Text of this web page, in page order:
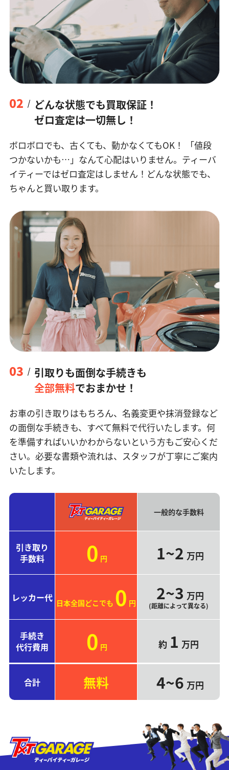
02
どんな状態でも買取保証！
ゼロ査定は一切無し！
ボロボロでも、古くても、動かなくてもOK！
「値段
つかないかも…」なんて心配はいりません。ティーバ
イティーではゼロ査定はしません！どんな状態でも、
ちゃんと買い取ります。
03
引取りも面倒な手続きも
全部無料でおまかせ！
お車の引き取りはもちろん、名義変更や抹消登録など
の面倒な手続きも、すべて無料で代行いたします。何
を準備すればいいかわからないという方もご安心くだ
さい。必要な書類や流れは、スタッフが丁寧にご案内
いたします。
一般的な手数料
引き取り
手数料
0 円 1~2 万円
レッカー代 日本全国どこでも 0 円 2~3 万円
(距離によって異なる)
手続き
代行費用
0 円 約 1 万円
合計 無料 4~6 万円